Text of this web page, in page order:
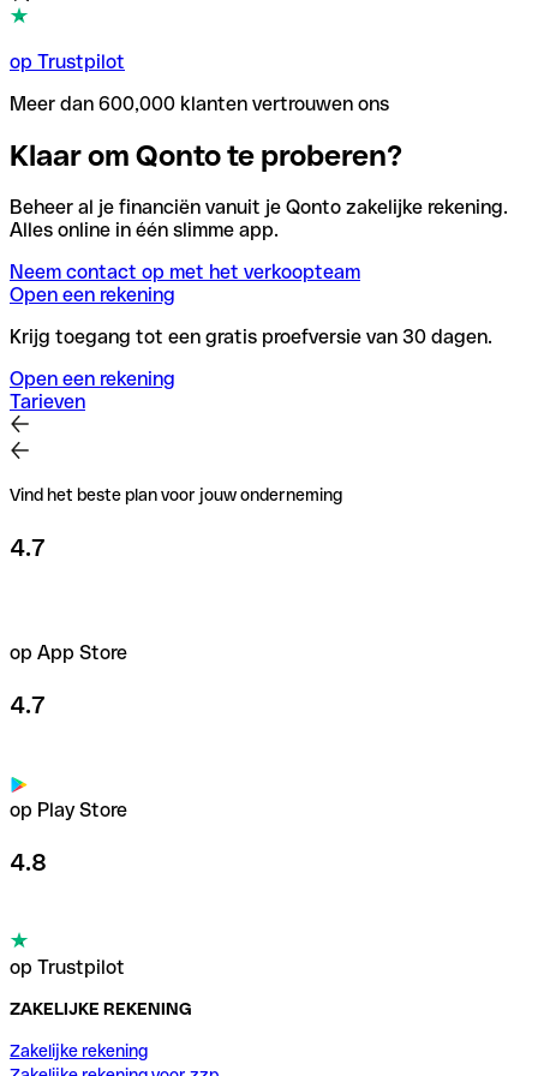
op Trustpilot
Meer dan 600,000 klanten vertrouwen ons
Klaar om Qonto te proberen?
Beheer al je financiën vanuit je Qonto zakelijke rekening.
Alles online in één slimme app.
Neem contact op met het verkoopteam
Open een rekening
Krijg toegang tot een gratis proefversie van 30 dagen.
Open een rekening
Tarieven
Vind het beste plan voor jouw onderneming
4.7
op App Store
4.7
op Play Store
4.8
op Trustpilot
ZAKELIJKE REKENING
Zakelijke rekening